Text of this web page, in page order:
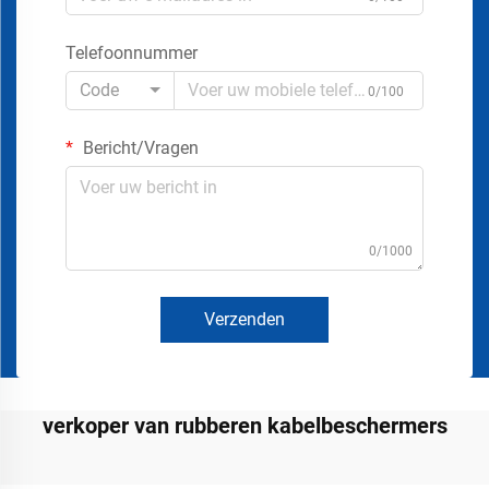
Telefoonnummer
Code
0/100
Bericht/Vragen
0/1000
Verzenden
verkoper van rubberen kabelbeschermers